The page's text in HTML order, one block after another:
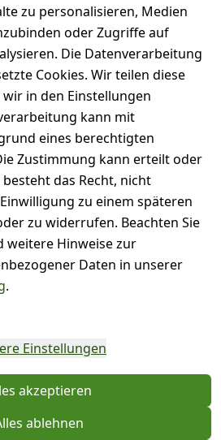
( 0
)
( 0
)
( 0
)
( 0
)
niemand
für
Sie für
zu personalisieren, Medien
oder Zugriffe auf
Die Datenverarbeitung
Cookies. Wir teilen diese
in den Einstellungen
kann mit
eines berechtigten
Zustimmung kann erteilt oder
das Recht, nicht
zu einem späteren
zu widerrufen. Beachten Sie
weitere Hinweise zur
Daten in unserer
.
Einstellungen
akzeptieren
ablehnen